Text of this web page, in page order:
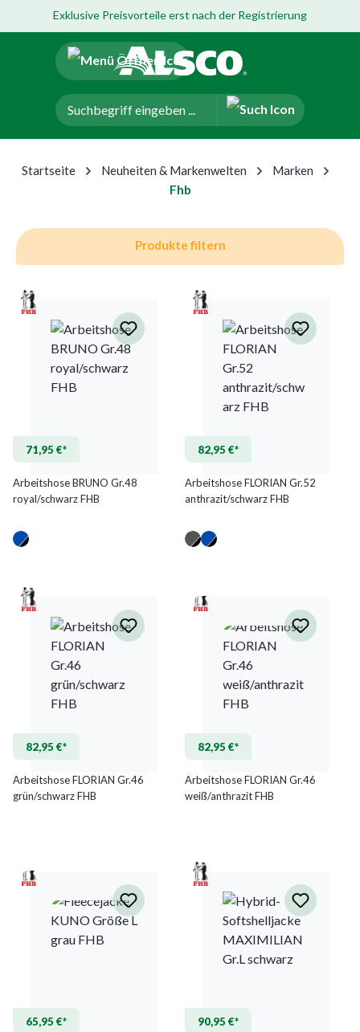
Hauptinhalt springen
Zur Navigation der B2B-Plattform springen
Exklusive Preisvorteile erst nach der Registrierung
Startseite Neuheiten & Markenwelten
Marken
Fhb
Produkte filtern
71,95 €*
Arbeitshose BRUNO Gr.48
royal/schwarz FHB
(Diese Option ist zurzeit nicht verfügbar.)
82,95 €*
Arbeitshose FLORIAN Gr.52
anthrazit/schwarz FHB
(Diese Option ist zurzeit nicht
82,95 €*
Arbeitshose FLORIAN Gr.46
grün/schwarz FHB
82,95 €*
Arbeitshose FLORIAN Gr.46
weiß/anthrazit FHB
65,95 €* 90,95 €*